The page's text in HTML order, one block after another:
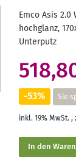
Emco Asis 2.0
hochglanz,
Unterputz
-53% Sie
inkl. 19% MwSt.,
In den